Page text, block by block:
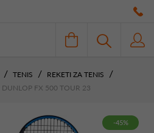
TENIS
REKETI ZA TENIS
DUNLOP FX 500 TOUR 23
-45%